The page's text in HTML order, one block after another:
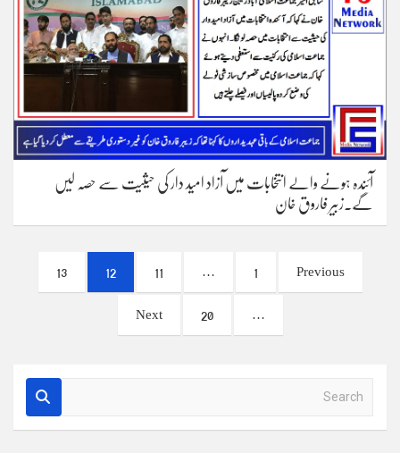
آئندہ ہونے والے انتخابات میں آزاد امید دار کی حیثیت سے حصہ لیں
گے۔زبیر فاروق خان
pagination
Previous
1
11
12
13
20
Next
a